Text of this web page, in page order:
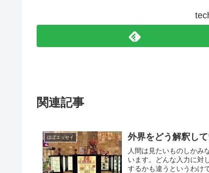
関連記事
ほぼエッセイ 外界をどう解釈して
人間は見たいものしかみ
います。どんな入力に対
するかも違うというわけ